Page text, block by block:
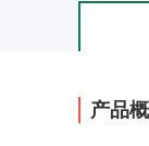
产品